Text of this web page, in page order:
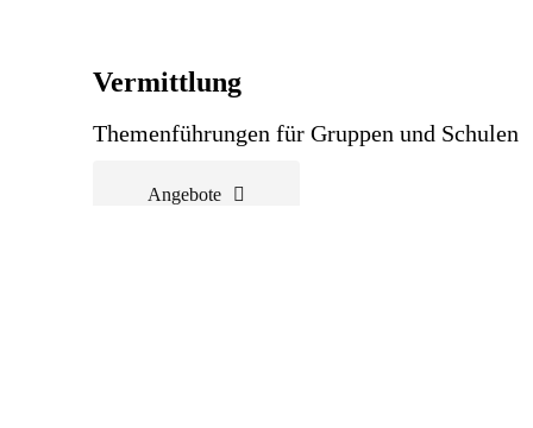
Vermittlung
Themenführungen für Gruppen und Schulen
Angebote